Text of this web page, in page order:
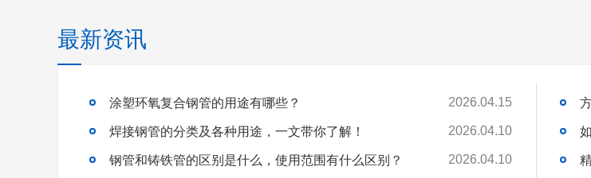
最新资讯
涂塑环氧复合钢管的用途有哪些？ 2026.04.15
焊接钢管的分类及各种用途，一文带你了解！ 2026.04.10
钢管和铸铁管的区别是什么，使用范围有什么区别？ 2026.04.10